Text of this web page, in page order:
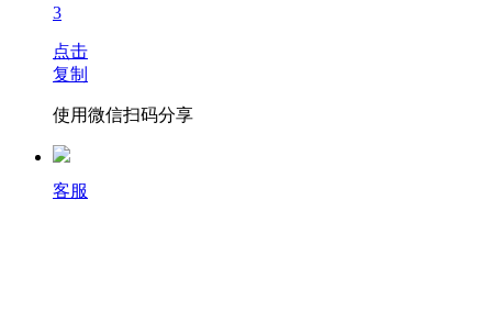
3
点击
复制
使用微信扫码分享
客服